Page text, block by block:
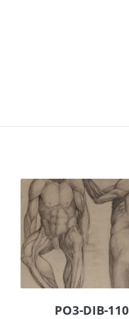
PO3-DIB-110